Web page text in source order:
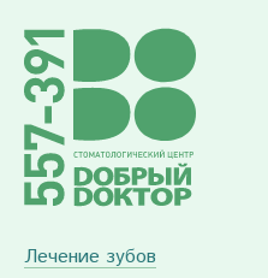
Лечение зубов